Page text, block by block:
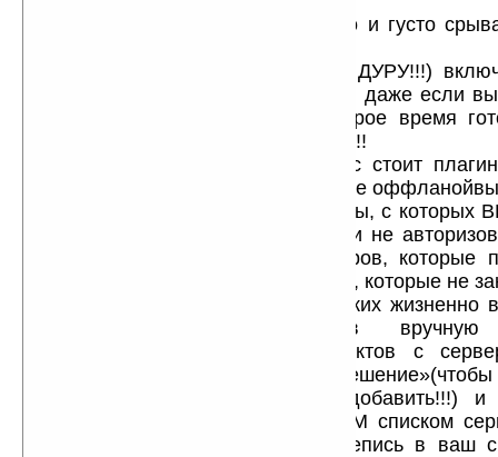
прога у вас на GPRS будет часто и густо
7) если вы с дуру (ИМЕННО С ДУРУ!!!)
«соединяться после старта» — то даже если
режим «оффлайн», через некоторое время
будет опять пытаться соединяться!!!
8) не зависимо от того что у вас стоит
удивляйтесь тому что у вас в списке
повяляться некие «тупые» контакты, с
добавляли себе в список! но вы и не
просто это кучка дебилов-спамеров, которые
своему умишку лезут во все дырки, которые не
А эта прога? — так в ней нет таких жизненно
«загрузить список контактов
«синхронизировать список контактов с
авторизации требуется мое
попало мог ваш номер себе добавить!!!)
позволяет вам работать с ВАШИМ списком
берет его де-факто а дальше лепись в ваш